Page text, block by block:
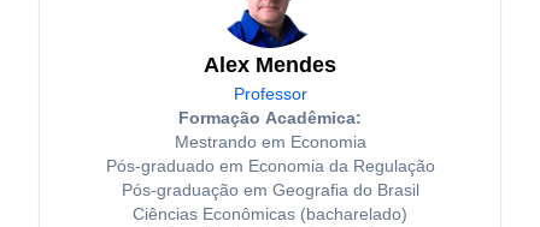
Alex Mendes
Professor
Formação Acadêmica:
Mestrando em Economia
Pós-graduado em Economia da Regulação
Pós-graduação em Geografia do Brasil
Ciências Econômicas (bacharelado)